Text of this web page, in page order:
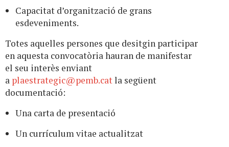
Capacitat d’organització de grans
esdeveniments.
Totes aquelles persones que desitgin participar
en aquesta convocatòria hauran de manifestar
el seu interès enviant
a plaestrategic@pemb.catla següent
documentació:
Una carta de presentació
Un currículum vitae actualitzat